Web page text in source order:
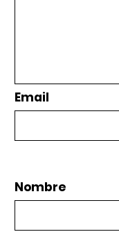
Email
Nombre